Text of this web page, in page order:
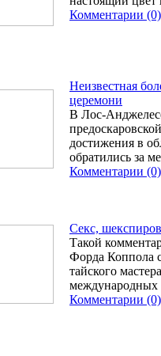
Комментарии (0)
Неизвестная
церемони
В Лос-
достижения в
обратились за
Комментарии (0)
Секс,
Такой
Форда Коппола
тайского
международных
Комментарии (0)